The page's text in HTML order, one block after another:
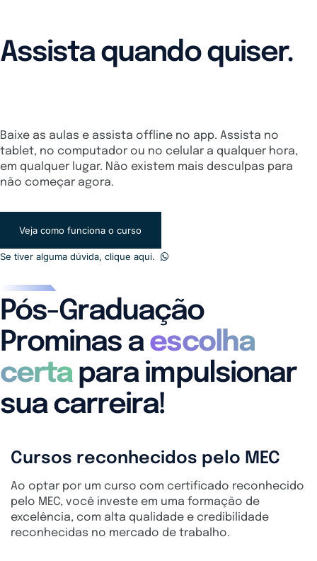
Assista quando quiser.
Baixe as aulas e assista offline no app. Assista no
tablet, no computador ou no celular a qualquer hora,
em qualquer lugar. Não existem mais desculpas para
não começar agora.
Veja como funciona o curso
Se tiver alguma dúvida, clique aqui.
Pós-Graduação
Prominas aescolha
certa para impulsionar
sua carreira!
Cursos reconhecidos pelo MEC
Ao optar por um curso com certificado reconhecido
pelo MEC, você investe em uma formação de
excelência, com alta qualidade e credibilidade
reconhecidas no mercado de trabalho.